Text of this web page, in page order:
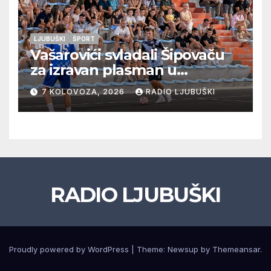
LJUBUŠKI ŠPORT
Vašarovići svladali Šipovaču
za izravan plasman u
četvrtfinale, Grab izborio
prolazak dalje, Klobuk ispao,
večeras počinje četvrtfinale
7 KOLOVOZA, 2026 RADIO LJUBUŠKI
RADIO LJUBUŠKI
Proudly powered by WordPress Theme: Newsup by Themeansar.